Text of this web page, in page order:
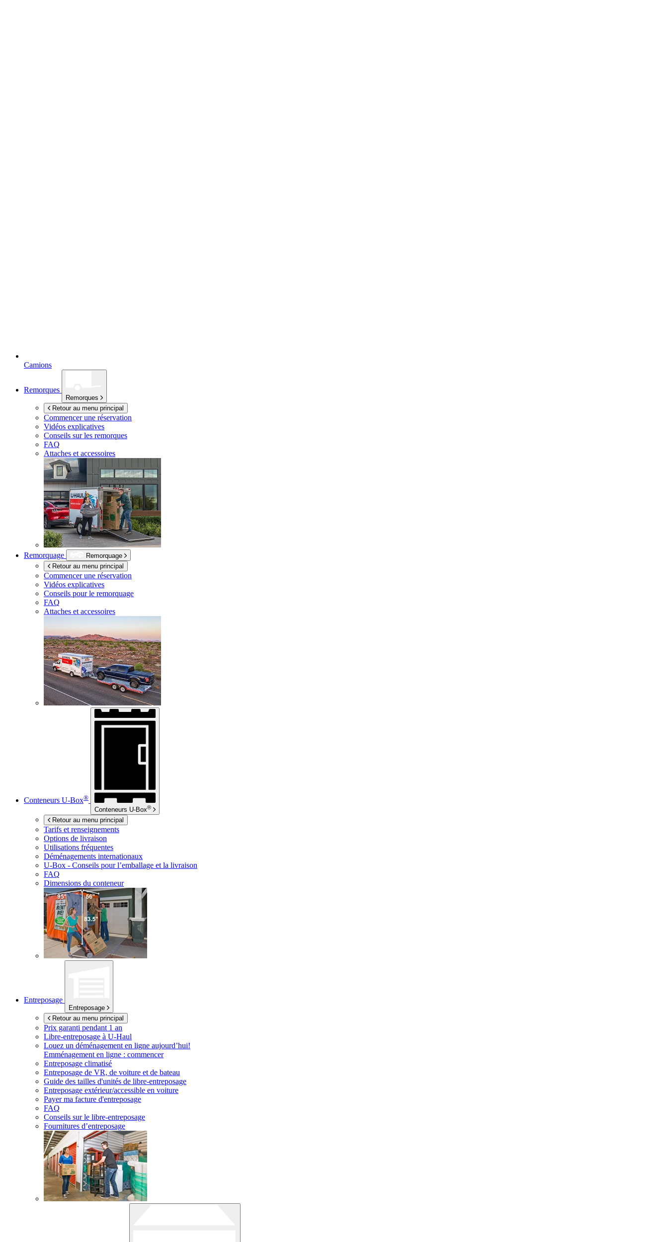
Camions
Remorques
Remorques
Retour au menu principal
Commencer une réservation
Vidéos explicatives
Conseils sur les remorques
FAQ
Attaches et accessoires
Remorquage
Remorquage
Retour au menu principal
Commencer une réservation
Vidéos explicatives
Conseils pour le remorquage
FAQ
Attaches et accessoires
Conteneurs U-Box®
Conteneurs U-Box®
Retour au menu principal
Tarifs et renseignements
Options de livraison
Utilisations fréquentes
Déménagements internationaux
U-Box - Conseils pour l’emballage et la livraison
FAQ
Dimensions du conteneur
Entreposage
Entreposage
Retour au menu principal
Prix garanti pendant 1 an
Libre-entreposage à U-Haul
Louez un déménagement en ligne aujourd’hui!
Emménagement en ligne : commencer
Entreposage climatisé
Entreposage de VR, de voiture et de bateau
Guide des tailles d'unités de libre-entreposage
Entreposage extérieur/accessible en voiture
Payer ma facture d'entreposage
FAQ
Conseils sur le libre-entreposage
Fournitures d’entreposage